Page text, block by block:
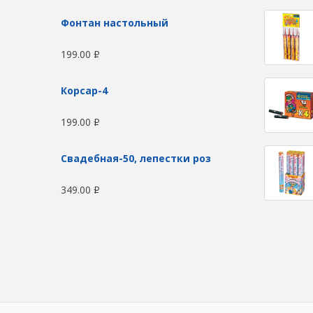
Фонтан настольный
199.00 Р
Корсар-4
199.00 Р
Свадебная-50, лепестки роз
349.00 Р